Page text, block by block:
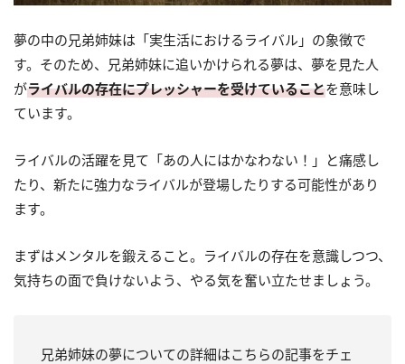
夢の中の兄弟姉妹は「実生活におけるライバル」の象徴で
す。そのため、兄弟姉妹に追いかけられる夢は、夢を見た人
がライバルの存在にプレッシャーを受けていることを意味し
ています。
ライバルの活躍を見て「あの人にはかなわない！」と痛感し
たり、新たに強力なライバルが登場したりする可能性があり
ます。
まずはメンタルを鍛えること。ライバルの存在を意識しつつ、
気持ちの面で負けないよう、やる気を奮い立たせましょう。
兄弟姉妹の夢についての詳細はこちらの記事をチェ